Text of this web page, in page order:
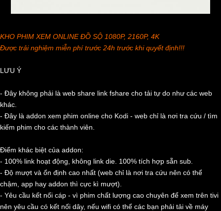
KHO PHIM XEM ONLINE ĐỒ SỘ 1080P, 2160P, 4K
Được trải nghiệm miễn phí trước 24h trước khi quyết định!!!
LƯU Ý
- Đây không phải là web share link fshare cho tải tự do như các web
khác.
- Đây là addon xem phim online cho Kodi - web chỉ là nơi tra cứu / tìm
kiếm phim cho các thành viên.
Điểm khác biệt của addon:
- 100% link hoạt động, không link die. 100% tích hợp sẵn sub.
- Độ mượt và ổn định cao nhất (web chỉ là nơi tra cứu nên có thể
chậm, app hay addon thì cực kì mượt).
- Yêu cầu kết nối cáp - vì phim chất lượng cao chuyên để xem trên tivi
nên yêu cầu có kết nối dây, nếu wifi có thể các bạn phải tải về máy